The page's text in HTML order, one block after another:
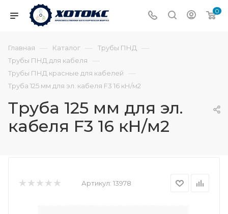
0
Главная — Каталог — Трубы ПНД —
Трубы ПНД для кабеля —
Трубы ПНД красные для кабелей —
Труба 125 мм для эл. кабеля F3 16 кН/м2
Труба 125 мм для эл.
кабеля F3 16 кН/м2
Артикул: 13978